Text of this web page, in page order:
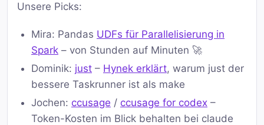
Unsere Picks:
Mira: Pandas UDFs für Parallelisierung in
Spark – von Stunden auf Minuten 🚀
Dominik: just – Hynek erklärt, warum just der
bessere Taskrunner ist als make
Jochen: ccusage / ccusage for codex –
Token-Kosten im Blick behalten bei claude